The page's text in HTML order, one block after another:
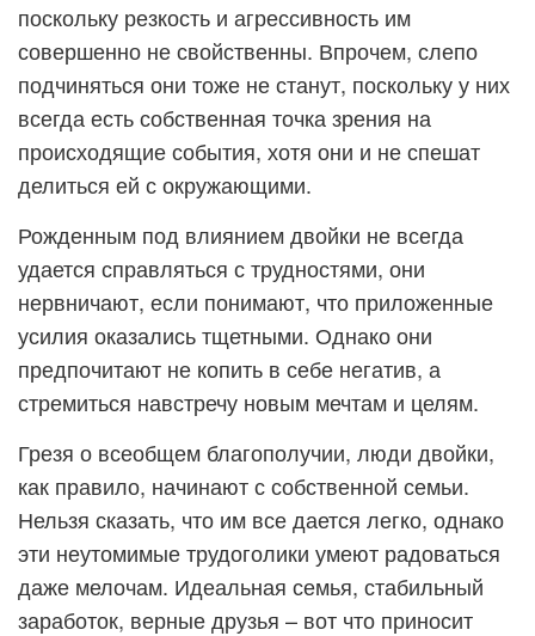
поскольку резкость и агрессивность им
совершенно не свойственны. Впрочем, слепо
подчиняться они тоже не станут, поскольку у них
всегда есть собственная точка зрения на
происходящие события, хотя они и не спешат
делиться ей с окружающими.
Рожденным под влиянием двойки не всегда
удается справляться с трудностями, они
нервничают, если понимают, что приложенные
усилия оказались тщетными. Однако они
предпочитают не копить в себе негатив, а
стремиться навстречу новым мечтам и целям.
Грезя о всеобщем благополучии, люди двойки,
как правило, начинают с собственной семьи.
Нельзя сказать, что им все дается легко, однако
эти неутомимые трудоголики умеют радоваться
даже мелочам. Идеальная семья, стабильный
заработок, верные друзья – вот что приносит